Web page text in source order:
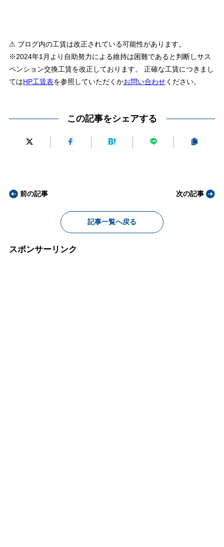
⚠ ブログ内の工賃は改正されている可能性があります。
※2024年1月より自助努力による維持は困難であると判断しサス
ペンション交換工賃を改正しております。 正確な工賃につきまし
てはHP工賃表を参照していただくかお問い合わせください。
この記事をシェアする
前の記事
記事一覧へ戻る
次の記事
スポンサーリンク